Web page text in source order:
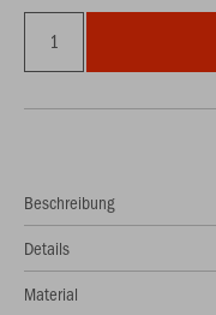
Beschreibung
Details
Material